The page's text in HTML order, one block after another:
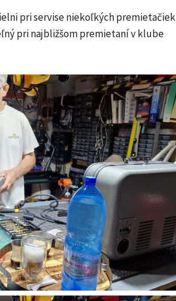
pri servise niekoľkých premietačiek
pri najbližšom premietaní v klube